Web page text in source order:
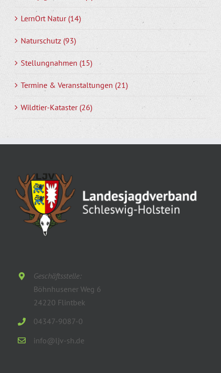
LernOrt Natur (14)
Naturschutz (93)
Stellungnahmen (15)
Termine & Veranstaltungen (21)
Wildtier-Kataster (26)
Geschäftsstelle:
Böhnhusener Weg 6
24220 Flintbek
04347-9087-0
info@ljv-sh.de